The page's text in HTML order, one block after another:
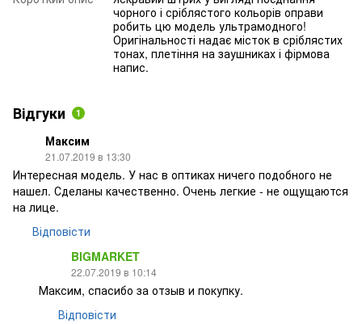
чорного і сріблястого кольорів оправи
робить цю модель ультрамодного!
Оригінальності надає місток в сріблястих
тонах, плетіння на заушниках і фірмова
напис.
Відгуки 1
Максим
21.07.2019 в 13:30
Интересная модель. У нас в оптиках ничего подобного не
нашел. Сделаны качественно. Очень легкие - не ощущаются
на лице.
Відповісти
BIGMARKET
22.07.2019 в 10:14
Максим, спасибо за отзыв и покупку.
Відповісти